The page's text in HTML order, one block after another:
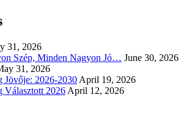
31, 2026
Szép, Minden Nagyon Jó… June 30, 2026
31, 2026
Jövője: 2026-2030 April 19, 2026
Választott 2026 April 12, 2026